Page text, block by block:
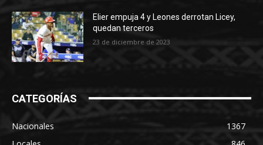
Elier empuja 4 y Leones derrotan Licey,
quedan terceros
23 de diciembre de 2023
CATEGORÍAS
Nacionales
1367